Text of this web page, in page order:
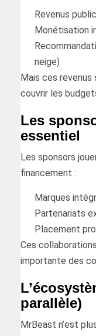
Revenus
Monétisation
neige)
Mais ces
couvrir les
Les
essentiel
Les sponsors
financement :
Marques
Partenariats
Placement
Ces
importante des
parallèle)
MrBeast n’est